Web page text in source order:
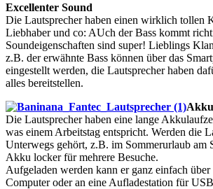
Excellenter Sound
Die Lautsprecher haben einen wirklich tollen
Liebhaber und co: AUch der Bass kommt
Soundeigenschaften sind super! Lieblings
z.B. der erwähnte Bass können über das
eingestellt werden, die Lautsprecher haben
alles bereitstellen.
Akku
Die Lautsprecher haben eine lange
was einem Arbeitstag entspricht. Werden die
Unterwegs gehört, z.B. im Sommerurlaub am
Akku locker für mehrere Besuche.
Aufgeladen werden kann er ganz einfach
Computer oder an eine Aufladestation für